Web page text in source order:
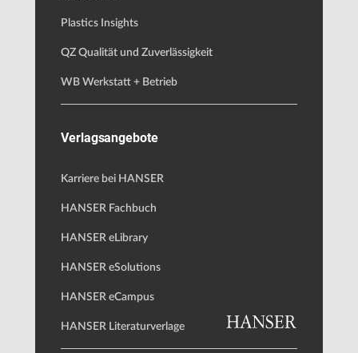
Plastics Insights
QZ Qualität und Zuverlässigkeit
WB Werkstatt + Betrieb
Verlagsangebote
Karriere bei HANSER
HANSER Fachbuch
HANSER eLibrary
HANSER eSolutions
HANSER eCampus
HANSER Literaturverlage